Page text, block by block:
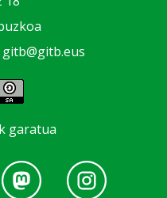
gitb@gitb.eus
garatua